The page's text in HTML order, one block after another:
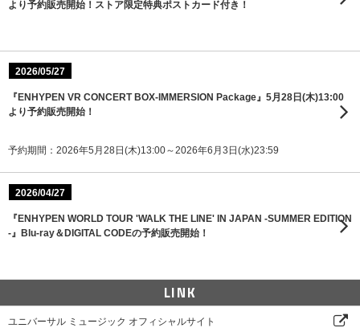
より予約販売開始！ストア限定特典ポストカード付き！
2026/05/27
『ENHYPEN VR CONCERT BOX-IMMERSION Package』5月28日(木)13:00
より予約販売開始！
予約期間：2026年5月28日(木)13:00～2026年6月3日(水)23:59
2026/04/27
『ENHYPEN WORLD TOUR 'WALK THE LINE' IN JAPAN -SUMMER EDITION
-』Blu-ray＆DIGITAL CODEの予約販売開始！
LINK
ユニバーサル ミュージック オフィシャルサイト